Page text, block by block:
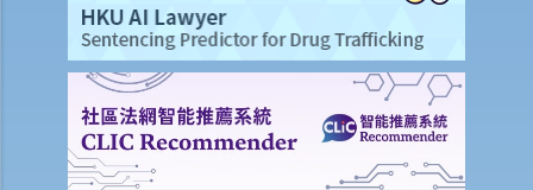
全措施，我可否進一步提出申索？
人壽保險
受保人已失蹤了數年，其保單受益人可否向保險公司索取死亡賠償？
在處理索償時，保險公司會否接受中醫發出的醫療報告 / 醫生紙？